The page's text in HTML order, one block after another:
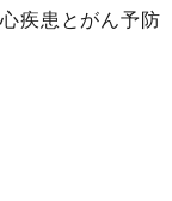
疾患とがん予防